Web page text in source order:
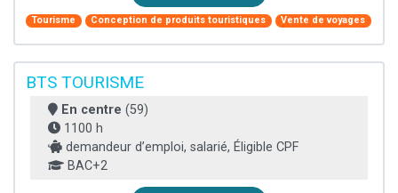
Tourisme Conception de produits touristiques Vente de voyages
BTS TOURISME
En centre (59)
1100 h
demandeur d’emploi, salarié, Éligible CPF
BAC+2